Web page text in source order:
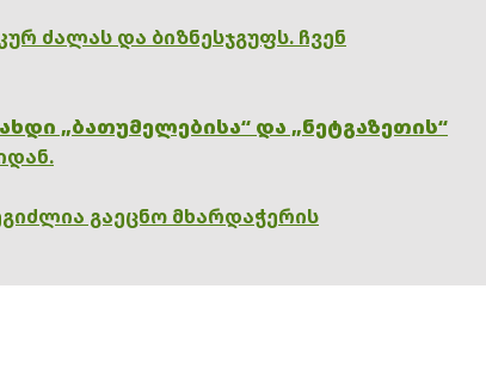
ძალას და ბიზნესჯგუფს. ჩვენ
„ბათუმელებისა“ და „ნეტგაზეთის“
გაეცნო მხარდაჭერის